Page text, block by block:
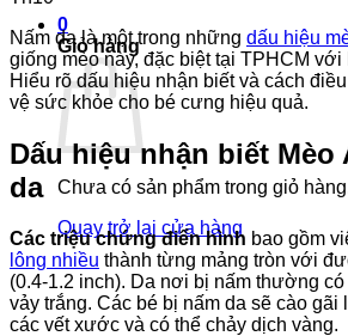
0
Giỏ hàng
Chưa có sản phẩm trong giỏ
Quay trở lại cửa hàng
Nấm da là một trong những dấu hiệu
giống mèo này, đặc biệt tại TPHCM với
Hiểu rõ dấu hiệu nhận biết và cách
vệ sức khỏe cho bé cưng hiệu quả.
Dấu hiệu nhận biết Mèo
da
Các triệu chứng điển hình bao gồm
lông nhiều thành từng mảng tròn với
(0.4-1.2 inch). Da nơi bị nấm thường
vảy trắng. Các bé bị nấm da sẽ cào gãi
các vết xước và có thể chảy dịch vàng.